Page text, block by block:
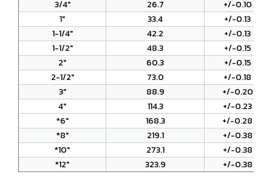
3/4"
26.7
+/-0.10
1"
33.4
+/-0.13
1-1/4"
42.2
+/-0.13
1-1/2"
48.3
+/-0.15
2"
60.3
+/-0.15
2-1/2"
73.0
+/-0.18
3"
88.9
+/-0.20
4"
114.3
+/-0.23
*6"
168.3
+/-0.28
*8"
219.1
+/-0.38
*10"
273.1
+/-0.38
*12"
323.9 +/-0.38